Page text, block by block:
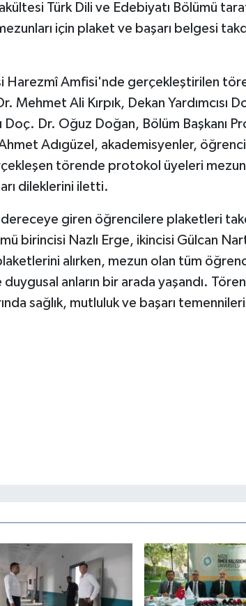
Türk Dili ve Edebiyatı Bölümü
için plaket ve başarı belgesi
Harezmî Amfisi'nde gerçekleştirilen
Mehmet Ali Kırpık, Dekan Yardımcısı
Doç. Dr. Oğuz Doğan, Bölüm Başkanı
Adıgüzel, akademisyenler,
törende protokol üyeleri mezun
dileklerini iletti.
dereceye giren öğrencilere plaketleri
birincisi Nazlı Erge, ikincisi Gülcan
alırken, mezun olan tüm
anların bir arada yaşandı.
sağlık, mutluluk ve başarı